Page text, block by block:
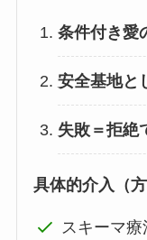
条件付き愛
安全基地と
失敗＝拒絶
具体的介入（方
スキーマ